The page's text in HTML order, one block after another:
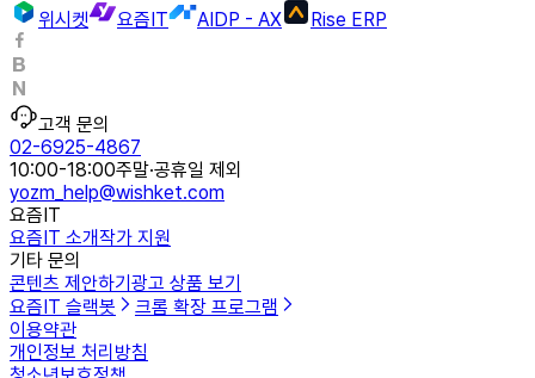
위시켓
요즘IT AIDP - AX Rise ERP
고객 문의
02-6925-4867
10:00-18:00주말·공휴일 제외
yozm_help@wishket.com
요즘IT
요즘IT 소개작가 지원
기타 문의
콘텐츠 제안하기 광고 상품 보기
요즘IT 슬랙봇
크롬 확장 프로그램
이용약관
개인정보 처리방침